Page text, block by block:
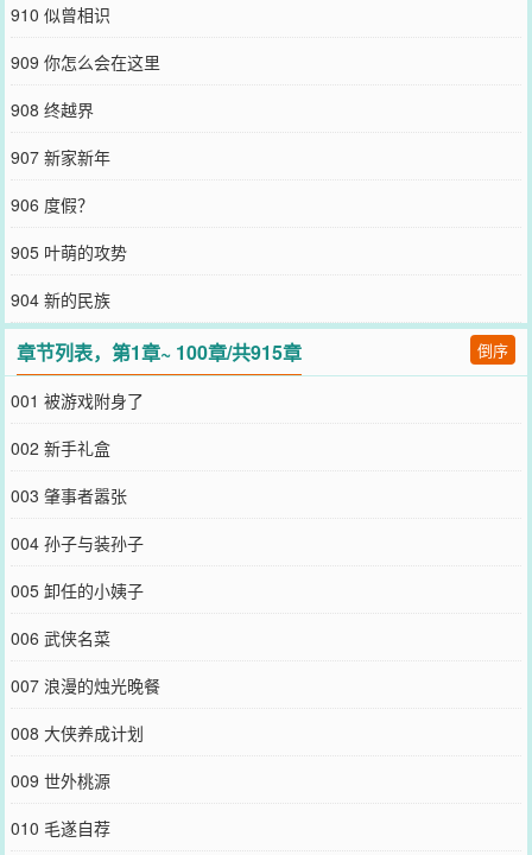
910 似曾相识
909 你怎么会在这里
908 终越界
907 新家新年
906 度假？
905 叶萌的攻势
904 新的民族
章节列表，第1章~ 100章/共915章 倒序
001 被游戏附身了
002 新手礼盒
003 肇事者嚣张
004 孙子与装孙子
005 卸任的小姨子
006 武侠名菜
007 浪漫的烛光晚餐
008 大侠养成计划
009 世外桃源
010 毛遂自荐